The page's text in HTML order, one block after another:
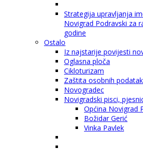
Strategija upravljanja
Novigrad Podravski za
godine
Ostalo
Iz najstarije povijesti
Oglasna ploča
Cikloturizam
Zaštita osobnih
Novogradec
Novigradski pisci,
Općina Novigrad
Božidar Gerić
Vinka Pavlek